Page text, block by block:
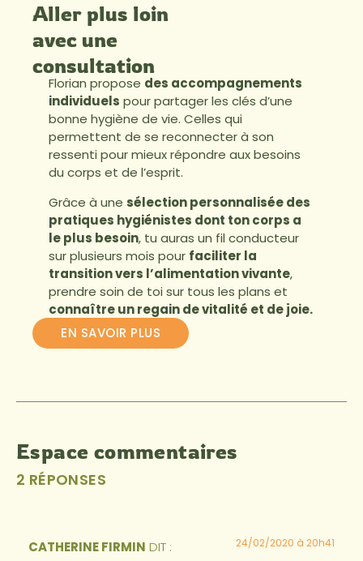
Aller plus loin
avec une
consultation
Florian propose des accompagnements
individuels pour partager les clés d’une
bonne hygiène de vie. Celles qui
permettent de se reconnecter à son
ressenti pour mieux répondre aux besoins
du corps et de l’esprit.
Grâce à une sélection personnalisée des
pratiques hygiénistes dont ton corps a
le plus besoin, tu auras un fil conducteur
sur plusieurs mois pour faciliter la
transition vers l’alimentation vivante,
prendre soin de toi sur tous les plans et
connaître un regain de vitalité et de joie.
EN SAVOIR PLUS
Espace commentaires
2 RÉPONSES
CATHERINE FIRMIN DIT : 24/02/2020 à 20h41